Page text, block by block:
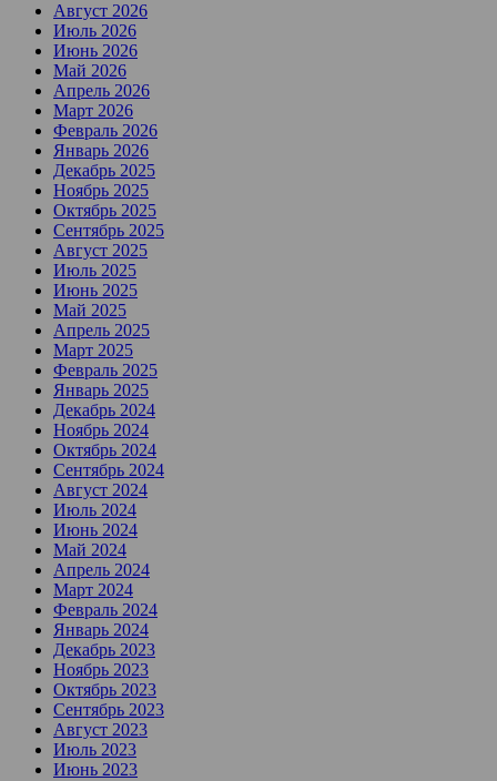
Август 2026
Июль 2026
Июнь 2026
Май 2026
Апрель 2026
Март 2026
Февраль 2026
Январь 2026
Декабрь 2025
Ноябрь 2025
Октябрь 2025
Сентябрь 2025
Август 2025
Июль 2025
Июнь 2025
Май 2025
Апрель 2025
Март 2025
Февраль 2025
Январь 2025
Декабрь 2024
Ноябрь 2024
Октябрь 2024
Сентябрь 2024
Август 2024
Июль 2024
Июнь 2024
Май 2024
Апрель 2024
Март 2024
Февраль 2024
Январь 2024
Декабрь 2023
Ноябрь 2023
Октябрь 2023
Сентябрь 2023
Август 2023
Июль 2023
Июнь 2023